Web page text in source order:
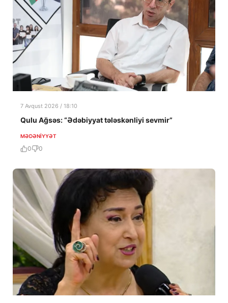
7 Avqust 2026 / 18:10
Qulu Ağsəs: “Ədəbiyyat tələskənliyi sevmir”
MƏDƏNIYYƏT
0 0